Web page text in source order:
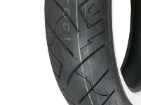
Om oss